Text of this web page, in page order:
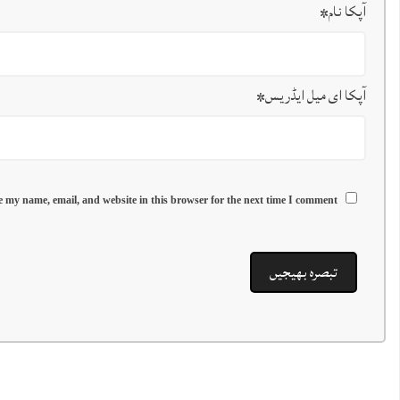
آپکا نام*
آپکا ای میل ایڈریس*
my name, email, and website in this browser for the next time I comment.